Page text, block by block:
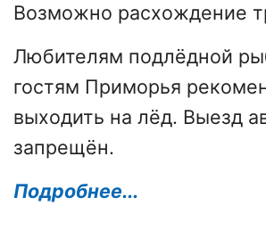
Возможно расхождение
Любителям подлёдной
гостям Приморья
выходить на лёд. Выезд
запрещён.
Подробнее...